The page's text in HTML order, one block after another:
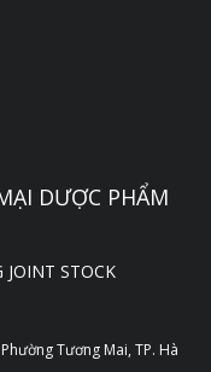
DƯỢC PHẨM
JOINT STOCK
Tương Mai, TP. Hà